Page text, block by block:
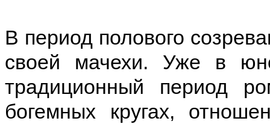
В период полового
своей мачехи. Уже в
традиционный период
богемных кругах,